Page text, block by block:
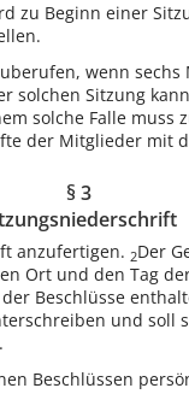
zu Beginn einer
wenn
solchen Sitzung
solche Falle muss
der Mitglieder mit
§ 3
anzufertigen. 2Der
Ort und den Tag
Beschlüsse
und soll
Beschlüssen